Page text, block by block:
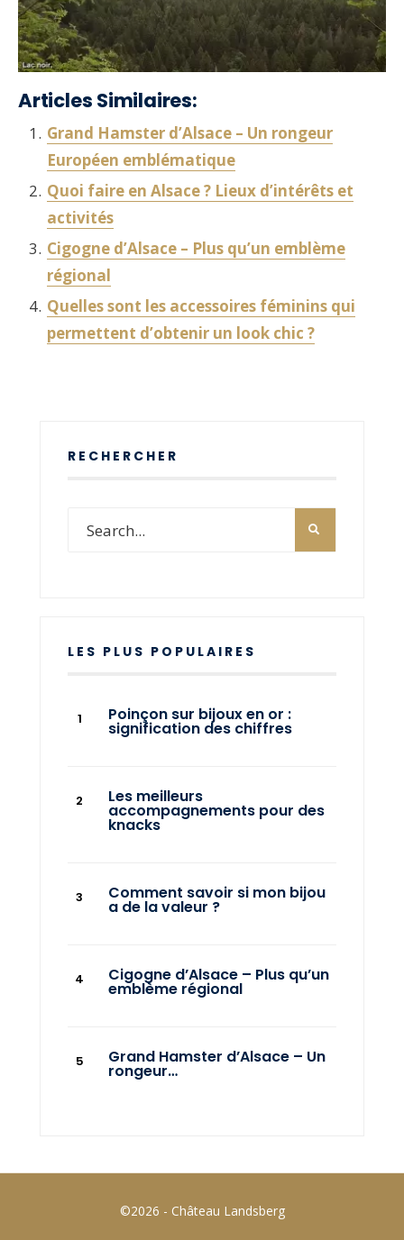
Articles Similaires:
Grand Hamster d’Alsace – Un rongeur
Européen emblématique
Quoi faire en Alsace ? Lieux d’intérêts et
activités
Cigogne d’Alsace – Plus qu’un emblème
régional
Quelles sont les accessoires féminins qui
permettent d’obtenir un look chic ?
RECHERCHER
LES PLUS POPULAIRES
Poinçon sur bijoux en or :
signification des chiffres
Les meilleurs
accompagnements pour des
knacks
Comment savoir si mon bijou
a de la valeur ?
Cigogne d’Alsace – Plus qu’un
emblème régional
Grand Hamster d’Alsace – Un
rongeur…
©2026 - Château Landsberg